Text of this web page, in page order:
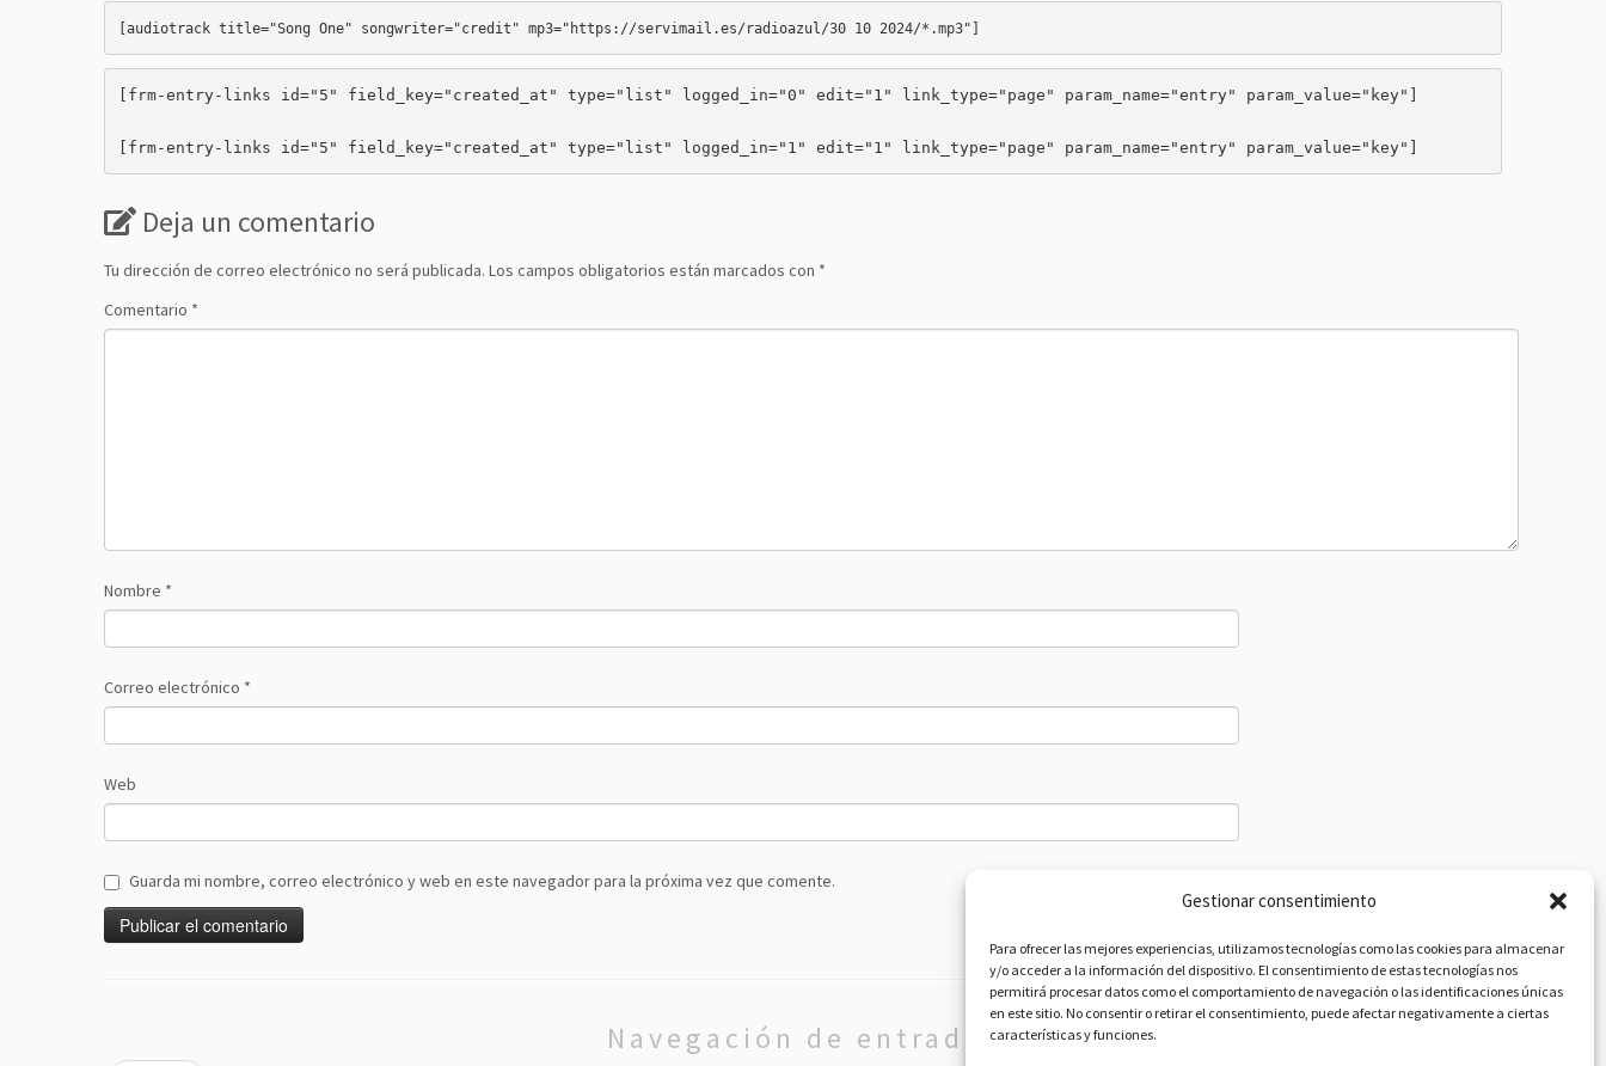
Gestionar consentimiento
Para ofrecer las mejores experiencias, utilizamos tecnologías como las cookies para almacenar
y/o acceder a la información del dispositivo. El consentimiento de estas tecnologías nos
permitirá procesar datos como el comportamiento de navegación o las identificaciones únicas
en este sitio. No consentir o retirar el consentimiento, puede afectar negativamente a ciertas
características y funciones.
[audiotrack title="Song One" songwriter="credit" mp3="https://servimail.es/radioazul/30 10 2024/*.mp3
[frm-entry-links id="5" field_key="created_at" type="list" logged_in="0" edit="1" link_type="page" param_name="entry" param_value="key"]
[frm-entry-links id="5" field_key="created_at" type="list" logged_in="1" edit="1" link_type="page" param_name="entry" param_value="key"]
Deja un comentario
Tu dirección de correo electrónico no será publicada. Los campos obligatorios están marcados con *
Comentario *
Nombre *
Correo electrónico *
Web
Guarda mi nombre, correo electrónico y web en este navegador para la próxima vez que comente.
Navegación de entradas